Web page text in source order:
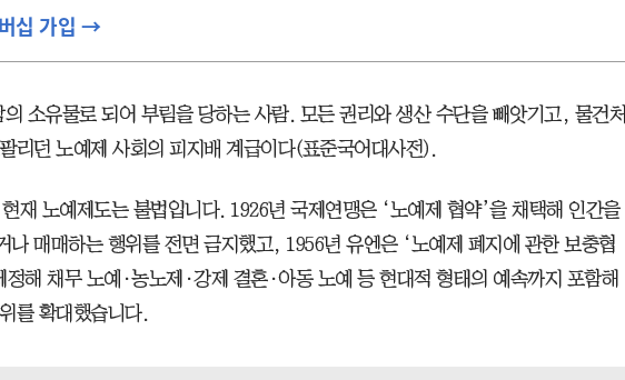
십 가입 →
소유물로 되어 부림을 당하는 사람. 모든 권리와 생산 수단을 빼앗기고, 물건처
리던 노예제 사회의 피지배 계급이다(표준국어대사전).
재 노예제도는 불법입니다. 1926년 국제연맹은 ‘노예제 협약’을 채택해 인간을
나 매매하는 행위를 전면 금지했고, 1956년 유엔은 ‘노예제 폐지에 관한 보충협
정해 채무 노예·농노제·강제 결혼·아동 노예 등 현대적 형태의 예속까지 포함해
를 확대했습니다.